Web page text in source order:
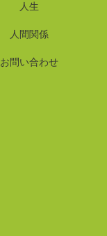
人生
人間関係
お問い合わせ